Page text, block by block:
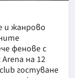
и жанрово
фенове с
на 12
гостуване